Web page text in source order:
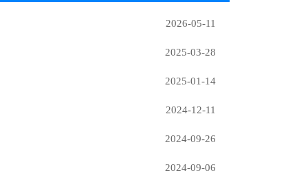
2026-05-11
2025-03-28
2025-01-14
2024-12-11
2024-09-26
2024-09-06